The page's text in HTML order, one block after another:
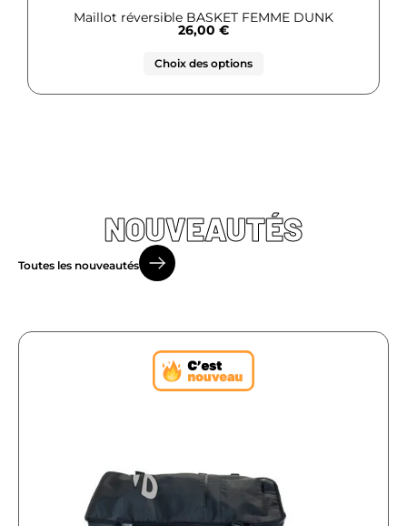
Maillot réversible BASKET FEMME DUNK
26,00 €
Choix des options
NOUVEAUTÉS
Toutes les nouveautés